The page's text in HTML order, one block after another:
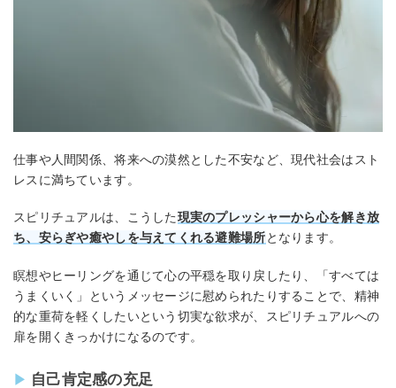
仕事や人間関係、将来への漠然とした不安など、現代社会はスト
レスに満ちています。
スピリチュアルは、こうした現実のプレッシャーから心を解き放
ち、安らぎや癒やしを与えてくれる避難場所となります。
瞑想やヒーリングを通じて心の平穏を取り戻したり、「すべては
うまくいく」というメッセージに慰められたりすることで、精神
的な重荷を軽くしたいという切実な欲求が、スピリチュアルへの
扉を開くきっかけになるのです。
自己肯定感の充足